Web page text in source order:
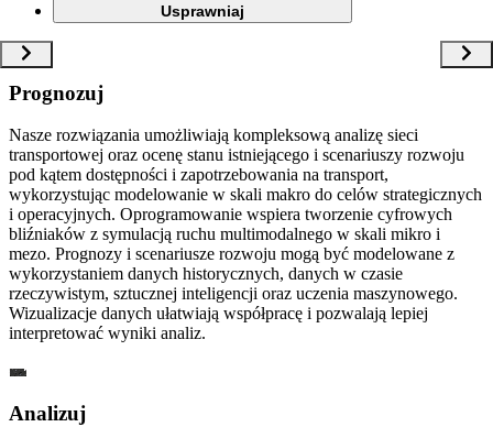
Usprawniaj
Prognozuj
Nasze rozwiązania umożliwiają kompleksową analizę sieci
transportowej oraz ocenę stanu istniejącego i scenariuszy rozwoju
pod kątem dostępności i zapotrzebowania na transport,
wykorzystując modelowanie w skali makro do celów strategicznych
i operacyjnych. Oprogramowanie wspiera tworzenie cyfrowych
bliźniaków z symulacją ruchu multimodalnego w skali mikro i
mezo. Prognozy i scenariusze rozwoju mogą być modelowane z
wykorzystaniem danych historycznych, danych w czasie
rzeczywistym, sztucznej inteligencji oraz uczenia maszynowego.
Wizualizacje danych ułatwiają współpracę i pozwalają lepiej
interpretować wyniki analiz.
Analizuj